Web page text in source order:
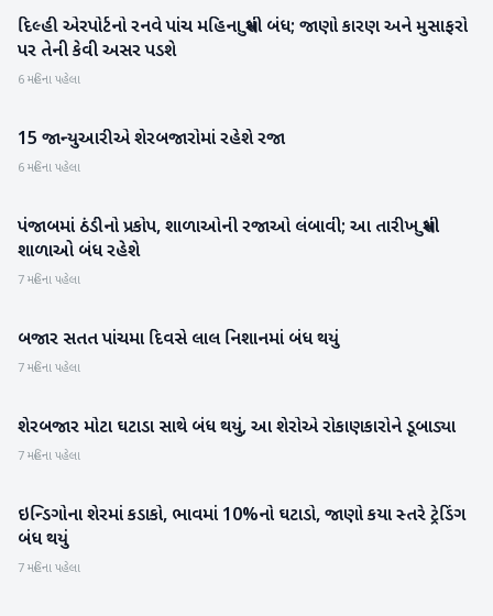
રાષ્ટ્રીય
દિલ્હી એરપોર્ટનો રનવે પાંચ મહિના સુધી બંધ; જાણો કારણ અને મુસાફરો
પર તેની કેવી અસર પડશે
6 મહિના પહેલા
બિઝનેસ
15 જાન્યુઆરીએ શેરબજારોમાં રહેશે રજા
6 મહિના પહેલા
રાષ્ટ્રીય
પંજાબમાં ઠંડીનો પ્રકોપ, શાળાઓની રજાઓ લંબાવી; આ તારીખ સુધી
શાળાઓ બંધ રહેશે
7 મહિના પહેલા
બિઝનેસ
બજાર સતત પાંચમા દિવસે લાલ નિશાનમાં બંધ થયું
7 મહિના પહેલા
બિઝનેસ
શેરબજાર મોટા ઘટાડા સાથે બંધ થયું, આ શેરોએ રોકાણકારોને ડૂબાડ્યા
7 મહિના પહેલા
રાષ્ટ્રીય
ઇન્ડિગોના શેરમાં કડાકો, ભાવમાં 10%નો ઘટાડો, જાણો કયા સ્તરે ટ્રેડિંગ
બંધ થયું
7 મહિના પહેલા